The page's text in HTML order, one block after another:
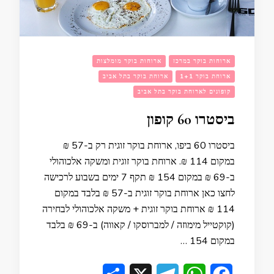
ארוחות בוקר במרכז
ארוחות בוקר מומלצות
ארוחת בוקר 1+1
ארוחת בוקר בתל אביב
קופונים לארוחת בוקר בתל אביב
ביסטרו 60 קופון
ביסטרו 60 ביפו, ארוחת בוקר זוגית רק ב-57 ₪
במקום 114 ₪. ארוחת בוקר זוגית ומשקה אלכוהולי
ב-69 ₪ במקום 154 ₪ תקף 7 ימים בשבוע לרכישה
לחצו כאן ארוחת בוקר זוגית ב-57 ₪ בלבד במקום
114 ₪ ארוחת בוקר זוגית + משקה אלכוהולי לבחירה
(קוקטייל מימוזה / למברוסקו / קאווה) ב-69 ₪ בלבד
במקום 154 …